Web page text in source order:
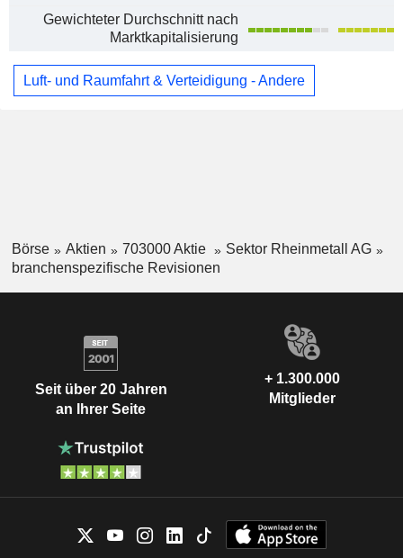
Gewichteter Durchschnitt nach
Marktkapitalisierung
Luft- und Raumfahrt & Verteidigung - Andere
Börse Aktien 703000 Aktie
Sektor Rheinmetall AG
branchenspezifische Revisionen
Seit über 20 Jahren
an Ihrer Seite
+ 1.300.000
Mitglieder